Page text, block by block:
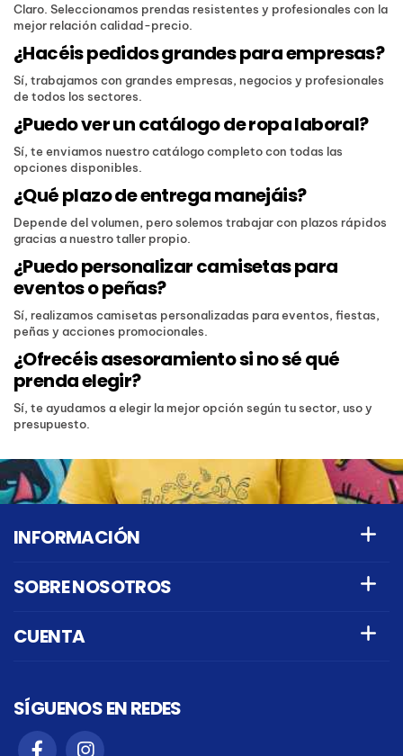
Claro. Seleccionamos prendas resistentes y profesionales con la
mejor relación calidad-precio.
¿Hacéis pedidos grandes para empresas?
Sí, trabajamos con grandes empresas, negocios y profesionales
de todos los sectores.
¿Puedo ver un catálogo de ropa laboral?
Sí, te enviamos nuestro catálogo completo con todas las
opciones disponibles.
¿Qué plazo de entrega manejáis?
Depende del volumen, pero solemos trabajar con plazos rápidos
gracias a nuestro taller propio.
¿Puedo personalizar camisetas para
eventos o peñas?
Sí, realizamos camisetas personalizadas para eventos, fiestas,
peñas y acciones promocionales.
¿Ofrecéis asesoramiento si no sé qué
prenda elegir?
Sí, te ayudamos a elegir la mejor opción según tu sector, uso y
presupuesto.
INFORMACIÓN
SOBRE NOSOTROS
CUENTA
SÍGUENOS EN REDES